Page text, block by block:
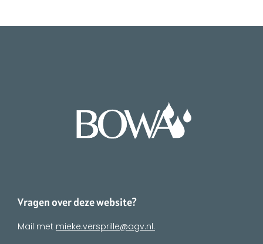
Vragen over deze website?
Mail met mieke.versprille@agv.nl.